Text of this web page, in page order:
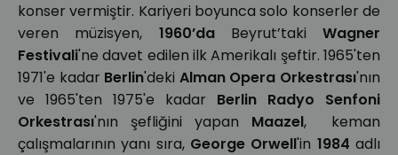
konser vermiştir. Kariyeri boyunca solo konserler de
veren müzisyen, 1960’da Beyrut’taki Wagner
Festivali'ne davet edilen ilk Amerikalı şeftir. 1965'ten
1971'e kadar Berlin'deki Alman Opera Orkestrası'nın
ve 1965'ten 1975'e kadar Berlin Radyo Senfoni
Orkestrası'nın şefliğini yapan Maazel, keman
çalışmalarının yanı sıra, George Orwell'in 1984adlı